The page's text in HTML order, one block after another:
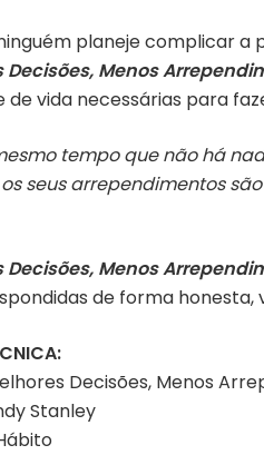
planeje complicar a
Decisões, Menos
de vida necessárias para
tempo que não há
os seus arrependimentos
Decisões, Menos
de forma honesta,
Decisões, Menos
Stanley